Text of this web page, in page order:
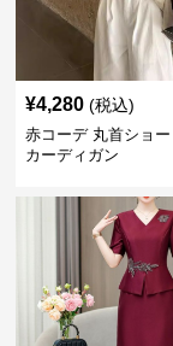
¥4,280 (税込)
赤コーデ 丸首ショー
カーディガン